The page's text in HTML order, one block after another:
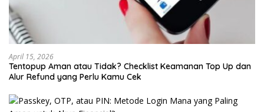
April 15, 2026
Tentopup Aman atau Tidak? Checklist Keamanan Top Up dan
Alur Refund yang Perlu Kamu Cek